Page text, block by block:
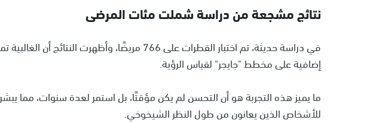
نتائج مشجعة من دراسة شملت مئات المرضى
في دراسة حديثة، تم اختبار القطرات على 766 مريضًا،
إضافية على مخطط "جايجر" لقياس الرؤية.
ما يميز هذه التجربة هو أن التحسن لم يكن مؤقتًا، بل استمر لعدة سنوات، مما
للأشخاص الذين يعانون من طول النظر الشيخوخي.